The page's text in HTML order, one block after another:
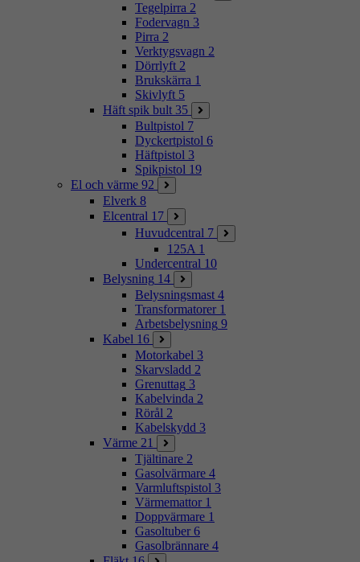
Tegelpirra 2
Fodervagn 3
Pirra 2
Verktygsvagn 2
Dörrlyft 2
Brukskärra 1
Skivlyft 5
Häft spik bult 35
Bultpistol 7
Dyckertpistol 6
Häftpistol 3
Spikpistol 19
El och värme 92
Elverk 8
Elcentral 17
Huvudcentral 7
125A 1
Undercentral 10
Belysning 14
Belysningsmast 4
Transformatorer 1
Arbetsbelysning 9
Kabel 16
Motorkabel 3
Skarvsladd 2
Grenuttag 3
Kabelvinda 2
Rörål 2
Kabelskydd 3
Värme 21
Tjältinare 2
Gasolvärmare 4
Varmluftspistol 3
Värmemattor 1
Doppvärmare 1
Gasoltuber 6
Gasolbrännare 4